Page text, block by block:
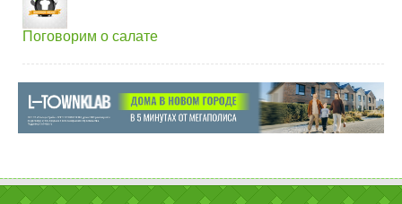
Поговорим о салате